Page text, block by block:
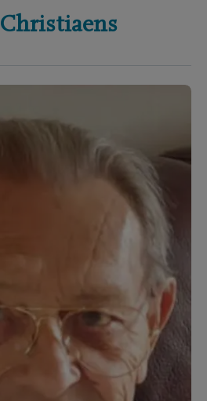
Christiaens